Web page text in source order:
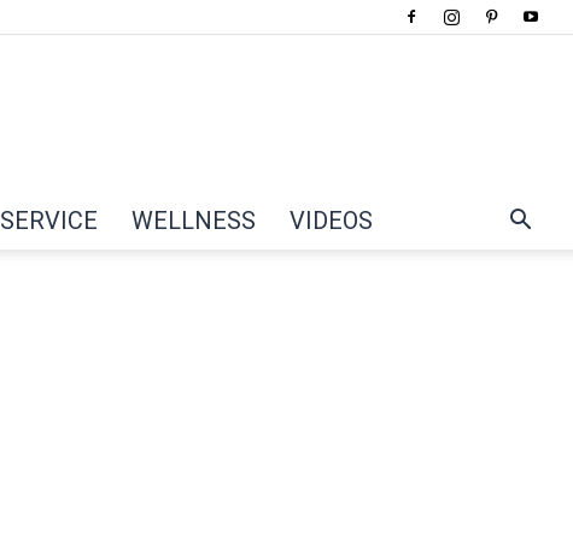
SERVICE WELLNESS VIDEOS